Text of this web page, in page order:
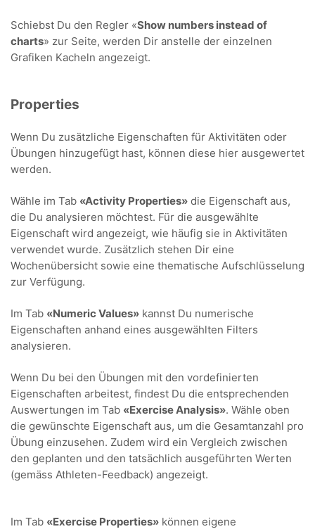
Schiebst Du den Regler «Show numbers instead of
charts» zur Seite, werden Dir anstelle der einzelnen
Grafiken Kacheln angezeigt.
Properties
Wenn Du zusätzliche Eigenschaften für Aktivitäten oder
Übungen hinzugefügt hast, können diese hier ausgewertet
werden.
Wähle im Tab «Activity Properties» die Eigenschaft aus,
die Du analysieren möchtest. Für die ausgewählte
Eigenschaft wird angezeigt, wie häufig sie in Aktivitäten
verwendet wurde. Zusätzlich stehen Dir eine
Wochenübersicht sowie eine thematische Aufschlüsselung
zur Verfügung.
Im Tab «Numeric Values» kannst Du numerische
Eigenschaften anhand eines ausgewählten Filters
analysieren.
Wenn Du bei den Übungen mit den vordefinierten
Eigenschaften arbeitest, findest Du die entsprechenden
Auswertungen im Tab «Exercise Analysis». Wähle oben
die gewünschte Eigenschaft aus, um die Gesamtanzahl pro
Übung einzusehen. Zudem wird ein Vergleich zwischen
den geplanten und den tatsächlich ausgeführten Werten
(gemäss Athleten-Feedback) angezeigt.
Im Tab «Exercise Properties» können eigene